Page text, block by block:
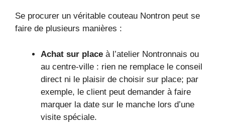
Se procurer un véritable couteau Nontron peut se
faire de plusieurs manières :
Achat sur place à l’atelier Nontronnais ou
au centre-ville : rien ne remplace le conseil
direct ni le plaisir de choisir sur place; par
exemple, le client peut demander à faire
marquer la date sur le manche lors d’une
visite spéciale.